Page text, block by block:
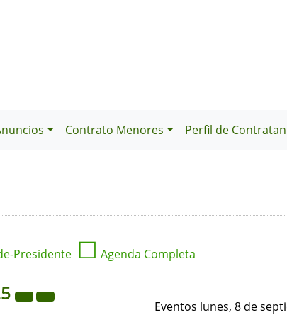
Contrato Menores Perfil de
Presidente ☐ Agenda Completa
Eventos lunes, 8 de